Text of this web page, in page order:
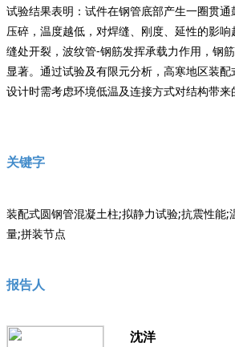
试验结果表明：试件在钢管底部产生一圈贯
压碎，温度越低，对焊缝、刚度、延性的影
缝处开裂，波纹管-钢筋发挥承载力作用，钢
显著。通过试验及有限元分析，高寒地区装
设计时需考虑环境低温及连接方式对结构带来
关键字
装配式圆钢管混凝土柱;拟静力试验;抗震性能;
量;拼装节点
报告人
沈洋